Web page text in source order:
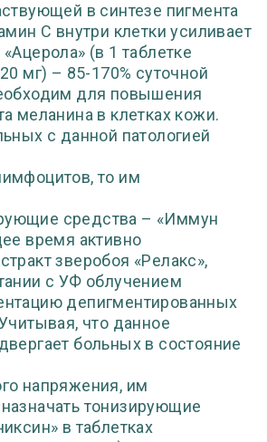
в синтезе пигмента
С внутри клетки усиливает
(в 1 таблетке
мг) – 85-170% суточной
для повышения
меланина в клетках кожи.
с данной патологией
то им
средства – «Иммун
время активно
зверобоя «Релакс»,
с УФ облучением
депигментированных
что данное
больных в состояние
напряжения, им
тонизирующие
в таблетках